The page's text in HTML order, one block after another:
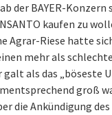
der BAYER-Konzern
kaufen zu
Agrar-Riese hatte
mehr als
als das „böseste
groß
die Ankündigung